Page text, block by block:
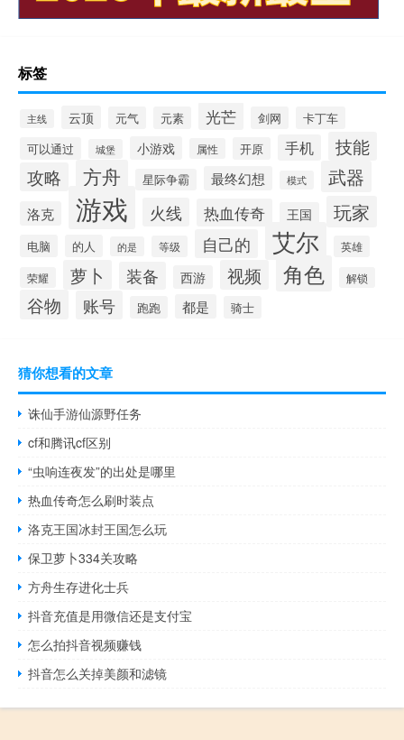
标签
主线 云顶 元气 元素 光芒 剑网
卡丁车
可以通过
城堡 小游戏 属性 开原 手机
技能
攻略
方舟 星际争霸 最终幻想 模式 武器
洛克 游戏 火线 热血传奇 王国 玩家
电脑 的人 的是 等级 自己的 艾尔 英雄
荣耀 萝卜 装备 西游 视频 角色 解锁
谷物 账号 跑跑 都是 骑士
猜你想看的文章
诛仙手游仙源野任务
cf和腾讯cf区别
“虫响连夜发”的出处是哪里
热血传奇怎么刷时装点
洛克王国冰封王国怎么玩
保卫萝卜334关攻略
方舟生存进化士兵
抖音充值是用微信还是支付宝
怎么拍抖音视频赚钱
抖音怎么关掉美颜和滤镜